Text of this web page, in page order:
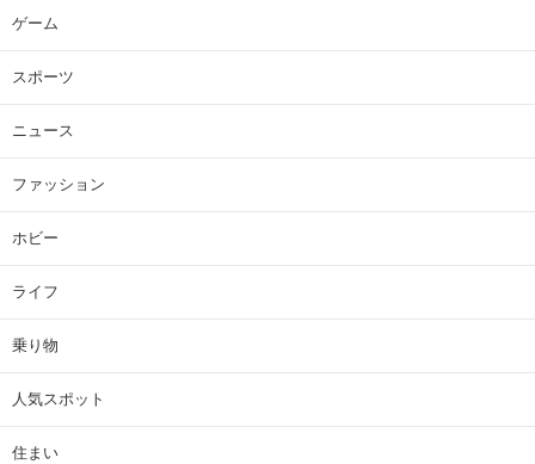
ゲーム
スポーツ
ニュース
ファッション
ホビー
ライフ
乗り物
人気スポット
住まい